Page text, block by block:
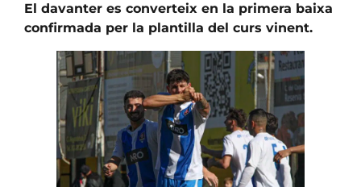
El davanter es converteix en la primera baixa
confirmada per la plantilla del curs vinent.